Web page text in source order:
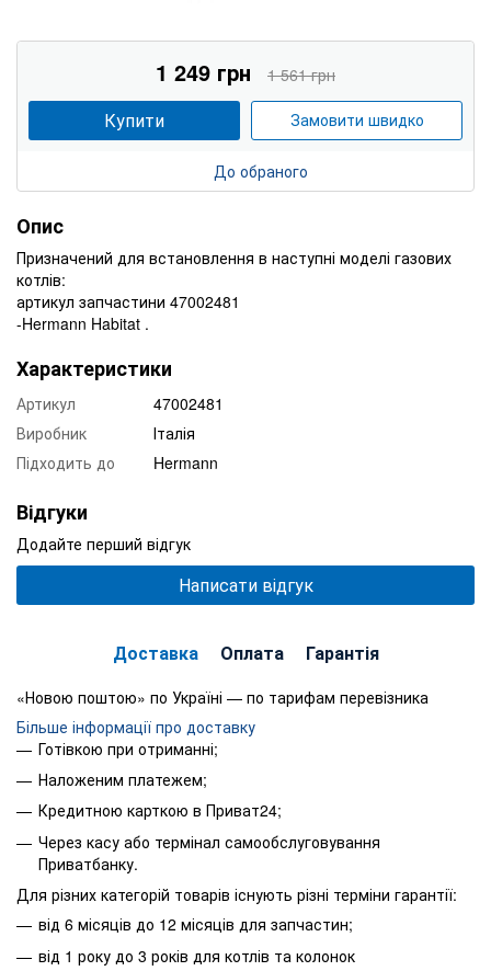
1 249 грн 1 561 грн
Купити Замовити швидко
До обраного
Опис
Призначений для встановлення в наступні моделі газових
котлів:
артикул запчастини 47002481
-Hermann Habitat .
Характеристики
Артикул
47002481
Виробник
Італія
Підходить до
Hermann
Відгуки
Додайте перший відгук
Написати відгук
Доставка Оплата Гарантія
«Новою поштою» по Україні — по тарифам перевізника
Більше інформації про доставку
Готівкою при отриманні;
Наложеним платежем;
Кредитною карткою в Приват24;
Через касу або термінал самообслуговування
Приватбанку.
Для різних категорій товарів існують різні терміни гарантії:
від 6 місяців до 12 місяців для запчастин;
від 1 року до 3 років для котлів та колонок